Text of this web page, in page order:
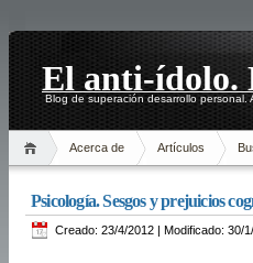
El anti-ídolo.
Blog de superación desarrollo
Acerca de Artículos
Psicología. Sesgos y prejuicios
Creado: 23/4/2012 | Modificado: 30/